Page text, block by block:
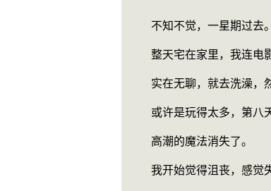
不知不觉，一星期过去。
整天宅在家里，我连电影
实在无聊，就去洗澡，然
或许是玩得太多，第八天
高潮的魔法消失了。
我开始觉得沮丧，感觉失